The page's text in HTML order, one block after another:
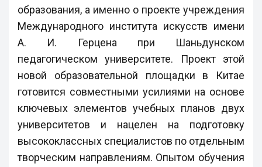
образования, а именно о проекте учреждения
Международного института искусств имени
А. И. Герцена при Шаньдунском
педагогическом университете. Проект этой
новой образовательной площадки в Китае
готовится совместными усилиями на основе
ключевых элементов учебных планов двух
университетов и нацелен на подготовку
высококлассных специалистов по отдельным
творческим направлениям. Опытом обучения